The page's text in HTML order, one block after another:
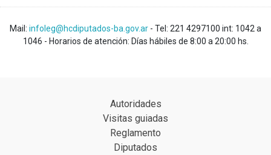
Mail: infoleg@hcdiputados-ba.gov.ar - Tel: 221 4297100 int: 1042 a
1046 - Horarios de atención: Días hábiles de 8:00 a 20:00 hs.
Autoridades
Visitas guiadas
Reglamento
Diputados